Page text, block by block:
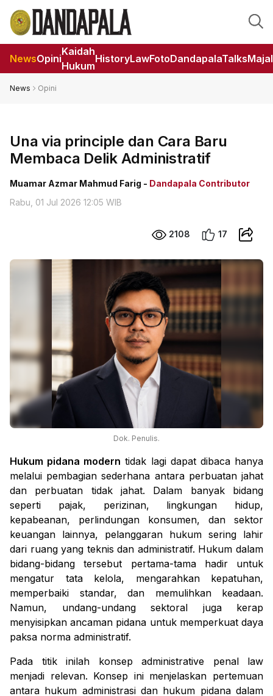
NewsOpini
Kaidah
Hukum
HistoryLawFotoDandapalaTalks
News Opini
Una via principle dan Cara Baru
Membaca Delik Administratif
Muamar Azmar Mahmud Farig - Dandapala Contributor
Rabu, 01 Jul 2026 12:05 WIB
2108 17
Dok. Penulis.
Hukum pidana modern tidak lagi dapat dibaca hanya
melalui pembagian sederhana antara perbuatan jahat
dan perbuatan tidak jahat. Dalam banyak bidang
seperti pajak, perizinan, lingkungan hidup,
kepabeanan, perlindungan konsumen, dan sektor
keuangan lainnya, pelanggaran hukum sering lahir
dari ruang yang teknis dan administratif. Hukum dalam
bidang-bidang tersebut pertama-tama hadir untuk
mengatur tata kelola, mengarahkan kepatuhan,
memperbaiki standar, dan memulihkan keadaan.
Namun, undang-undang sektoral juga kerap
menyisipkan ancaman pidana untuk memperkuat daya
paksa norma administratif.
Pada titik inilah konsep administrative penal law
menjadi relevan. Konsep ini menjelaskan pertemuan
antara hukum administrasi dan hukum pidana dalam